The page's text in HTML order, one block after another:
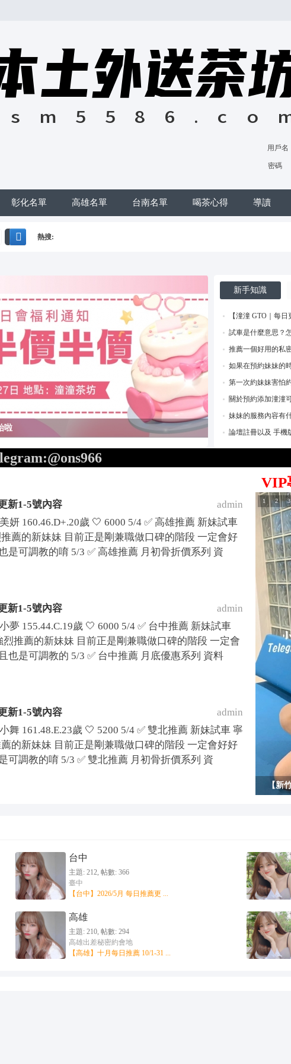
用戶名
密碼
彰化名單 高雄名單 台南名單 喝茶心得 導讀
熱搜:
啦
系列
新手知識
【潼潼 GTO｜每
試車是什麼意思？
推薦一個好用的私
如果在預約妹妹的
第一次約妹妹害怕
關於預約添加潼潼
妹妹的服務內容有
論壇註冊以及 手機
admin
新1-5號內容
妍 160.46.D+.20歲 🤍 6000 5/4 ✅ 高雄推薦 新妹試車
薦的新妹妹 目前正是剛兼職做口碑的階段 一定會好
是可調教的唷 5/3 ✅ 高雄推薦 月初骨折價系列 資
admin
新1-5號內容
夢 155.44.C.19歲 🤍 6000 5/4 ✅ 台中推薦 新妹試車
烈推薦的新妹妹 目前正是剛兼職做口碑的階段 一定會
也是可調教的 5/3 ✅ 台中推薦 月底優惠系列 資料
admin
新1-5號內容
舞 161.48.E.23歲 🤍 5200 5/4 ✅ 雙北推薦 新妹試車 寧
的新妹妹 目前正是剛兼職做口碑的階段 一定會好好
可調教的唷 5/3 ✅ 雙北推薦 月初骨折價系列 資
VIP
【新
1 2 3
台中
主題: 212, 帖數: 366
臺中
【台中】2026/5月 每日推薦更 ...
高雄
主題: 210, 帖數: 294
高雄出差秘密約會地
【高雄】十月每日推薦 10/1-31 ...